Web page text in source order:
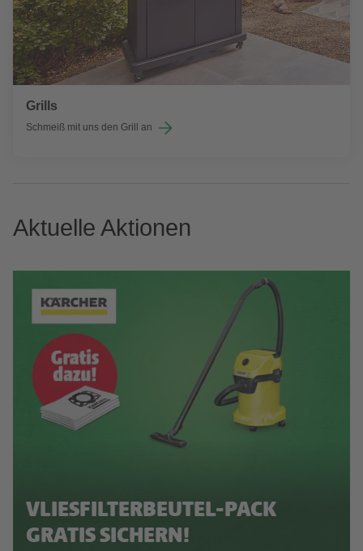
Grills
Schmeiß mit uns den Grill an
Aktuelle Aktionen
VLIESFILTERBEUTEL-PACK
GRATIS SICHERN!